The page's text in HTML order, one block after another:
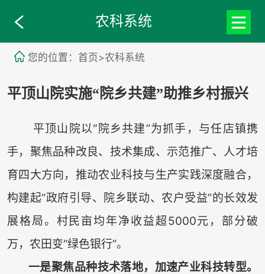
农科系统
您的位置：首页>农科系统
平顶山院实施“院乡共建”助推乡村振兴
平顶山院以“院乡共建”为抓手，与任店镇携
手，聚焦品种改良、技术集成、示范推广、人才培
育四大方向，推动农业科技与生产实践深度融合，
构建起“政府引导、院乡联动、农户受益”的长效发
展格局。村民亩均年净收益超5000元，部分破
万，农田变“绿色银行”。
一是聚焦品种技术落地，加速产业科技转型。